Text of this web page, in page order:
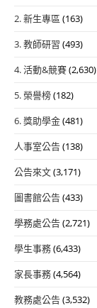
2. 新生專區 (163)
3. 教師研習 (493)
4. 活動&競賽(2,630)
5. 榮譽榜(182)
6. 獎助學金(481)
人事室公告(138)
公告來文(3,171)
圖書館公告(433)
學務處公告(2,721)
學生事務(6,433)
家長事務(4,564)
教務處公告(3,532)